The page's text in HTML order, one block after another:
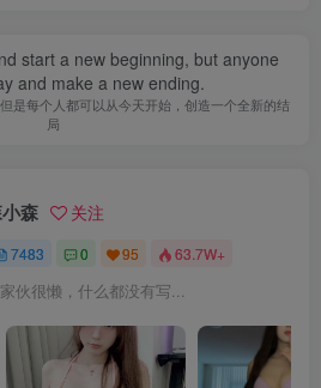
start a new beginning, but anyone
and make a new ending.
是每个人都可以从今天开始，创造一个全新的结
局
森 关注
7483 0 95 63.7W+
伙很懒，什么都没有写...